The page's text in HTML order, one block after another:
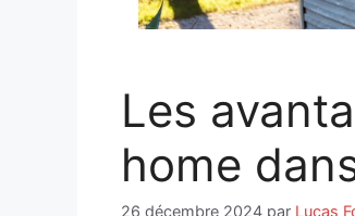
Les
home
26 décembre 2024 par Lucas